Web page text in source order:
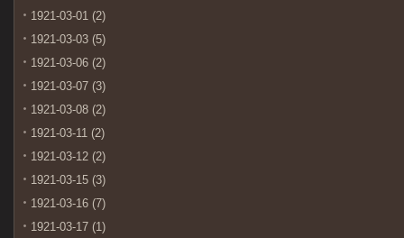
1921-03-01 (2)
1921-03-03 (5)
1921-03-06 (2)
1921-03-07 (3)
1921-03-08 (2)
1921-03-11 (2)
1921-03-12 (2)
1921-03-15 (3)
1921-03-16 (7)
1921-03-17 (1)